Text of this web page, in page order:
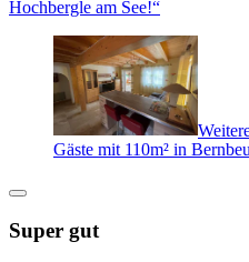
Hochbergle am See!“
Gäste mit 110m² in
Super gut